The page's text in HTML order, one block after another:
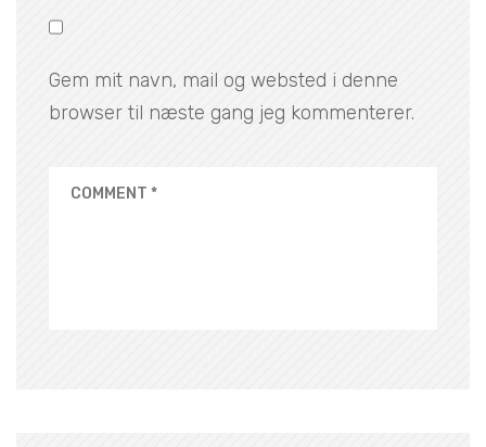
Gem mit navn, mail og websted i denne
browser til næste gang jeg kommenterer.